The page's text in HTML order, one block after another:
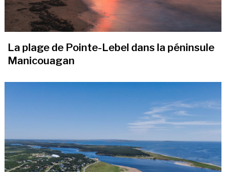
La plage de Pointe-Lebel dans la péninsule
Manicouagan